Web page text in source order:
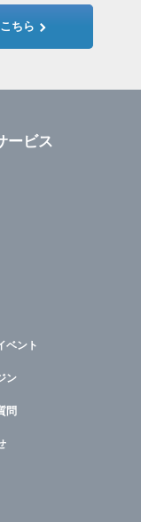
ちら
ービス
ベント
ン
問